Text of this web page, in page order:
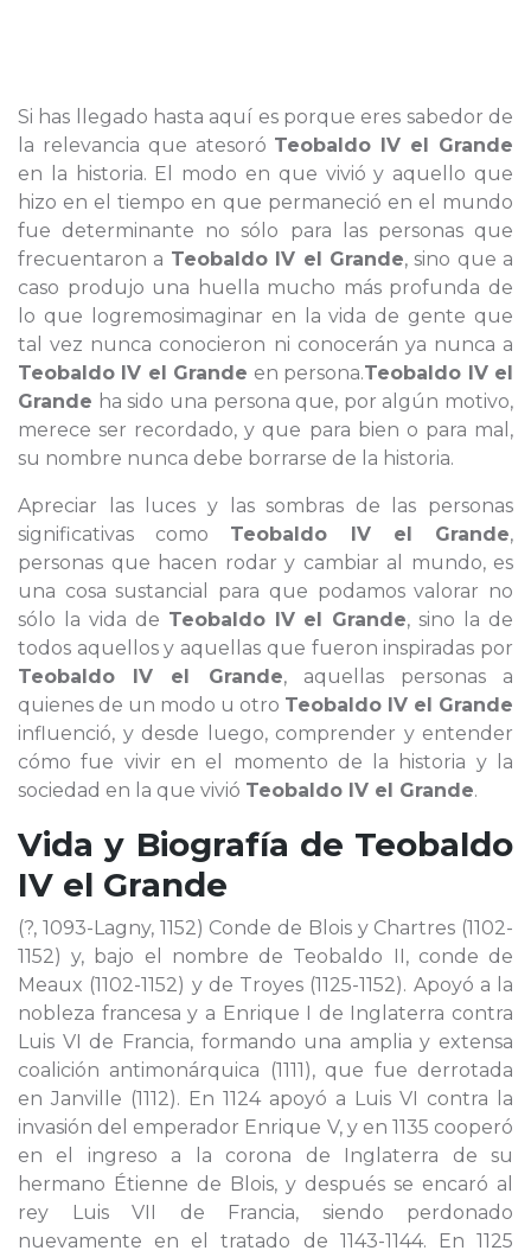
Si has llegado hasta aquí es porque eres sabedor de
la relevancia que atesoró Teobaldo IV el Grande
en la historia. El modo en que vivió y aquello que
hizo en el tiempo en que permaneció en el mundo
fue determinante no sólo para las personas que
frecuentaron a Teobaldo IV el Grande, sino que a
caso produjo una huella mucho más profunda de
lo que logremosimaginar en la vida de gente que
tal vez nunca conocieron ni conocerán ya nunca a
Teobaldo IV el Grande en persona.Teobaldo IV el
Grande ha sido una persona que, por algún motivo,
merece ser recordado, y que para bien o para mal,
su nombre nunca debe borrarse de la historia.
Apreciar las luces y las sombras de las personas
significativas como Teobaldo IV el Grande,
personas que hacen rodar y cambiar al mundo, es
una cosa sustancial para que podamos valorar no
sólo la vida de Teobaldo IV el Grande, sino la de
todos aquellos y aquellas que fueron inspiradas por
Teobaldo IV el Grande, aquellas personas a
quienes de un modo u otro Teobaldo IV el Grande
influenció, y desde luego, comprender y entender
cómo fue vivir en el momento de la historia y la
sociedad en la que vivió Teobaldo IV el Grande.
Vida y Biografía de Teobaldo
IV el Grande
(?, 1093-Lagny, 1152) Conde de Blois y Chartres (1102-
1152) y, bajo el nombre de Teobaldo II, conde de
Meaux (1102-1152) y de Troyes (1125-1152). Apoyó a la
nobleza francesa y a Enrique I de Inglaterra contra
Luis VI de Francia, formando una amplia y extensa
coalición antimonárquica (1111), que fue derrotada
en Janville (1112). En 1124 apoyó a Luis VI contra la
invasión del emperador Enrique V, y en 1135 cooperó
en el ingreso a la corona de Inglaterra de su
hermano Étienne de Blois, y después se encaró al
rey Luis VII de Francia, siendo perdonado
nuevamente en el tratado de 1143-1144. En 1125